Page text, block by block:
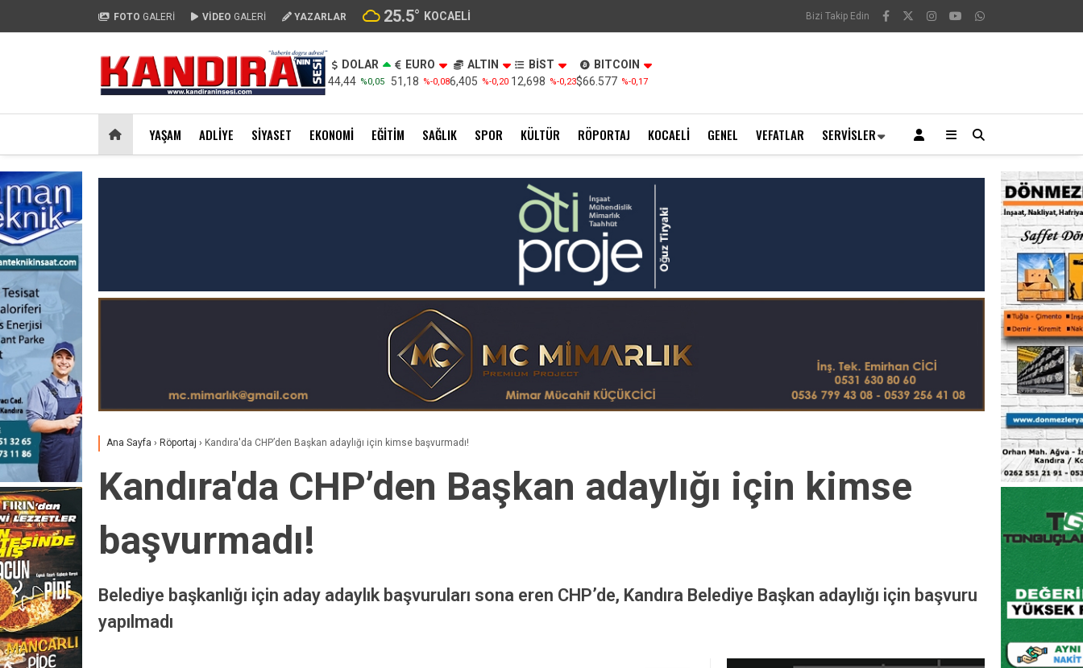
FOTO GALERİ VİDEO GALERİ YAZARLAR 25.5° KOCAELI Bizi Takip Edin
DOLAR
44,44 %0,05
EURO
51,18 %-0,08
ALTIN
6,405 %-0,20
BİST
12,698 %-0,23
BITCOIN
$66.577 %-0,17
YAŞAM ADLIYE SIYASET EKONOMI EĞITIM SAĞLIK SPOR KÜLTÜR RÖPORTAJ KOCAELI GENEL VEFATLAR SERVISLER
Ana Sayfa › Röportaj › Kandıra'da CHP’den Başkan adaylığı için kimse başvurmadı!
Kandıra'da CHP’den Başkan adaylığı için kimse
başvurmadı!
Belediye başkanlığı için aday adaylık başvuruları sona eren CHP’de, Kandıra Belediye Başkan adaylığı için başvuru
yapılmadı